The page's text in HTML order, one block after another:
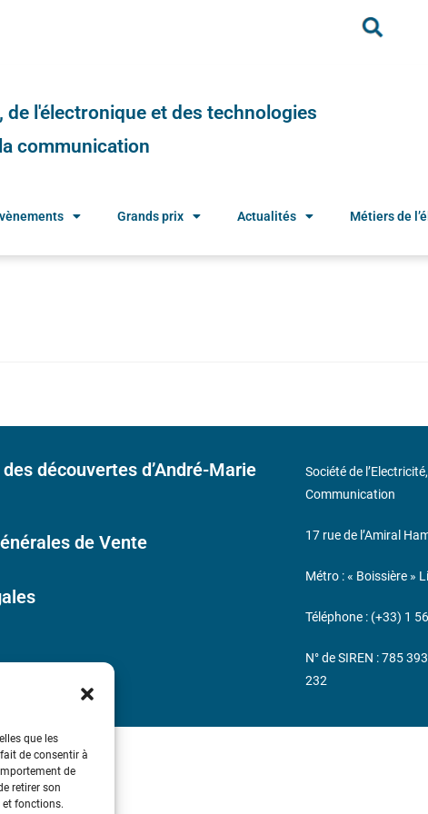
que les
de consentir à
de
retirer son
fonctions.
de l'électronique et des technologies
communication
Grands prix Actualités Métiers de
découvertes d’André-Marie
de Vente
Société de
Communication
17 rue de l’Amiral
Métro : « Boissière »
Téléphone : (+33) 1
N° de SIREN : 785
232